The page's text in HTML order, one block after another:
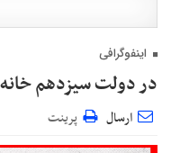
اینفوگرافی
در دولت سیزدهم
ارسال پرینت